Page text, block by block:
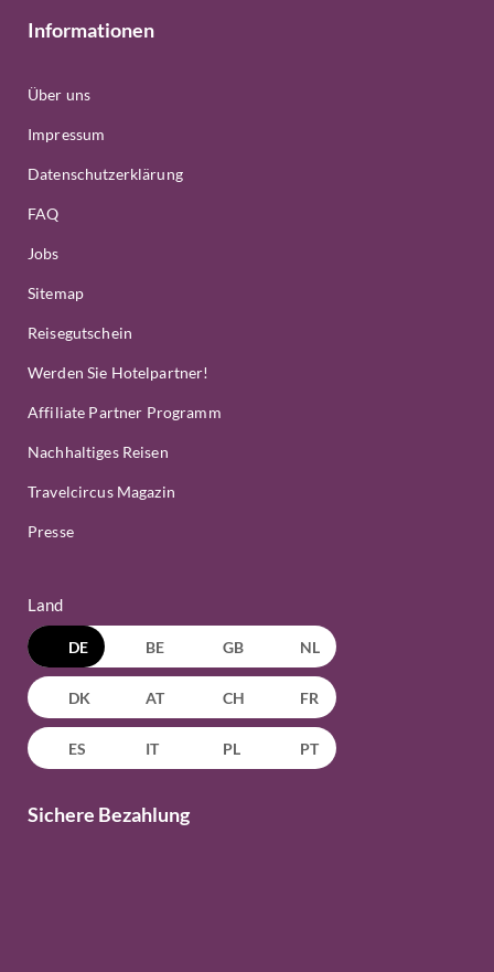
Informationen
Über uns
Impressum
Datenschutzerklärung
FAQ
Jobs
Sitemap
Reisegutschein
Werden Sie Hotelpartner!
Affiliate Partner Programm
Nachhaltiges Reisen
Travelcircus Magazin
Presse
Land
DE BE GB NL
DK AT CH FR
ES IT PL PT
Sichere Bezahlung